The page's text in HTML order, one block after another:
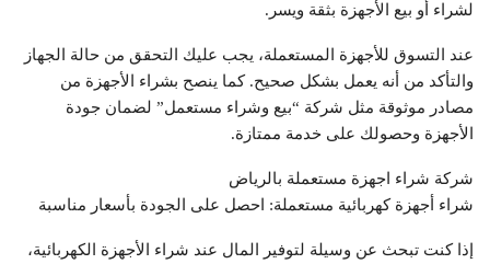
لشراء أو بيع الأجهزة بثقة ويسر.
عند التسوق للأجهزة المستعملة، يجب عليك التحقق من حالة الجهاز
والتأكد من أنه يعمل بشكل صحيح. كما ينصح بشراء الأجهزة من
مصادر موثوقة مثل شركة “بيع وشراء مستعمل” لضمان جودة
الأجهزة وحصولك على خدمة ممتازة.
شركة شراء اجهزة مستعملة بالرياض
شراء أجهزة كهربائية مستعملة: احصل على الجودة بأسعار مناسبة
إذا كنت تبحث عن وسيلة لتوفير المال عند شراء الأجهزة الكهربائية،